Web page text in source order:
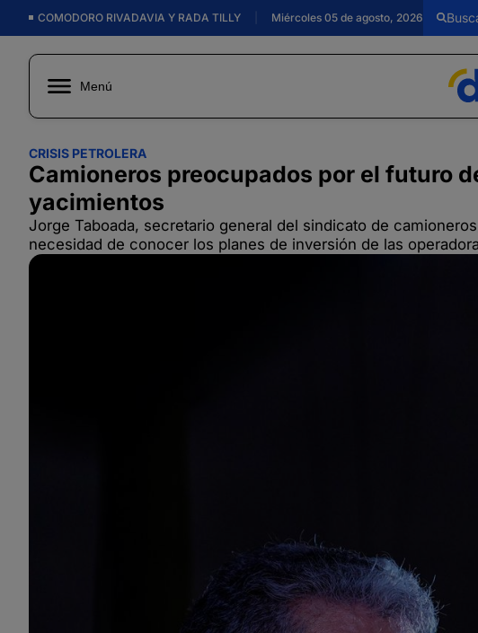
COMODORO RIVADAVIA Y RADA TILLY Miércoles 05 de agosto, 2026
Menú
CRISIS PETROLERA
Camioneros preocupados por el futuro
yacimientos
Jorge Taboada, secretario general del sindicato de
necesidad de conocer los planes de inversión de las